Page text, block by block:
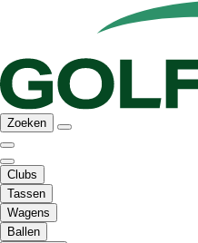
Zoeken
Clubs
Tassen
Wagens
Ballen